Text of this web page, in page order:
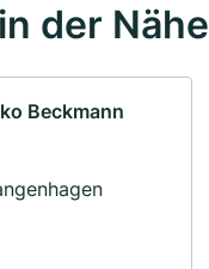
der Nähe
Beckmann